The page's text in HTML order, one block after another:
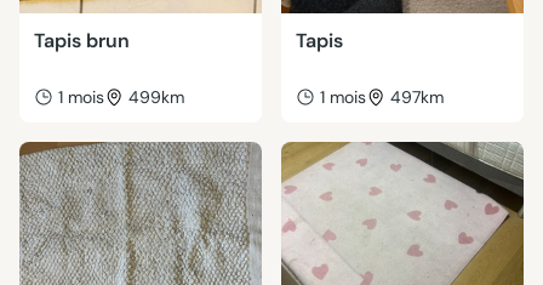
Tapis brun
1 mois 499km
Tapis
1 mois 497km